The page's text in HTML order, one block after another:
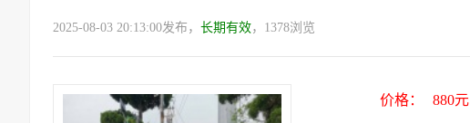
2025-08-03 20:13:00发布， 长期有效，1378浏览
价格： 880元